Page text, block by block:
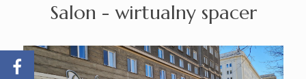
Salon - wirtualny spacer